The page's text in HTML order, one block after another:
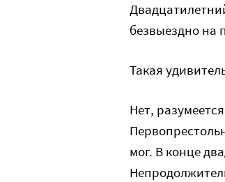
безвыездно на
Такая
Нет,
мог. В конце